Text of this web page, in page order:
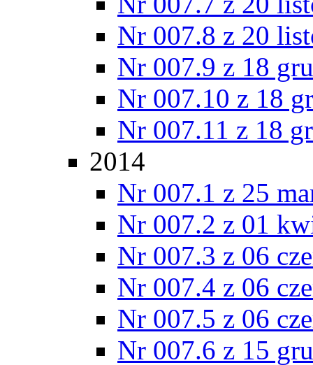
Nr 007.8 z 20
Nr 007.9 z 18
Nr 007.10 z 18
Nr 007.11 z 18
2014
Nr 007.1 z 25
Nr 007.2 z 01
Nr 007.3 z 06
Nr 007.4 z 06
Nr 007.5 z 06
Nr 007.6 z 15